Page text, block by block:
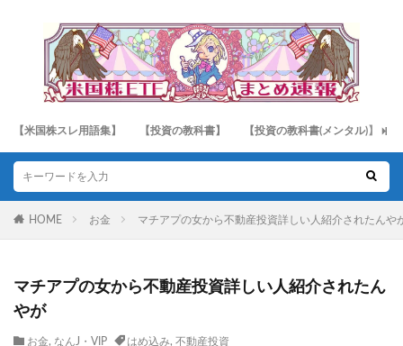
【米国株スレ用語集】 【投資の教科書】 【投資の教科書(メンタル)】
HOME お金 マチアプの女から不動産投資詳しい人紹介されたんや
マチアプの女から不動産投資詳しい人紹介されたん
やが
お金, なんJ・VIP はめ込み, 不動産投資